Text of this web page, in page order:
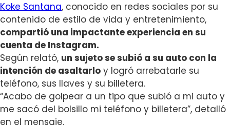
Koke Santana, conocido en redes sociales por su
contenido de estilo de vida y entretenimiento,
compartió una impactante experiencia en su
cuenta de Instagram.
Según relató, un sujeto se subió a su auto con la
intención de asaltarlo y logró arrebatarle su
teléfono, sus llaves y su billetera.
“Acabo de golpear a un tipo que subió a mi auto y
me sacó del bolsillo mi teléfono y billetera”, detalló
en el mensaje.